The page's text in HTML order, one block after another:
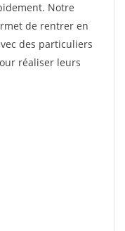
Notre
de rentrer en
des particuliers
réaliser leurs